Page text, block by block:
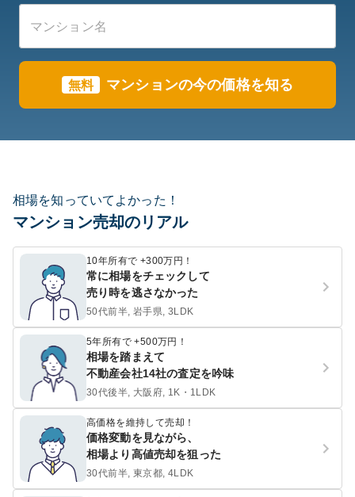
無料 マンションの今の価格を知る
相場を知っていてよかった！
マンション売却のリアル
10年所有で +300万円！
常に相場をチェックして
売り時を逃さなかった
50代前半, 岩手県, 3LDK
5年所有で +500万円！
相場を踏まえて
不動産会社14社の査定を吟味
30代後半, 大阪府, 1K・1LDK
高価格を維持して売却！
価格変動を見ながら、
相場より高値売却を狙った
30代前半, 東京都, 4LDK